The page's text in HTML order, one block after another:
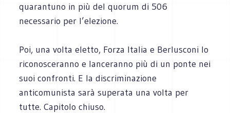
quarantuno in più del quorum di 506
necessario per l’elezione.
Poi, una volta eletto, Forza Italia e Berlusconi lo
riconosceranno e lanceranno più di un ponte nei
suoi confronti. E la discriminazione
anticomunista sarà superata una volta per
tutte. Capitolo chiuso.